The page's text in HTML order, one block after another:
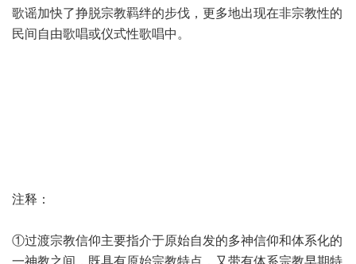
歌谣加快了挣脱宗教羁绊的步伐，更多地出现在非宗教性的
民间自由歌唱或仪式性歌唱中。
注释：
①过渡宗教信仰主要指介于原始自发的多神信仰和体系化的
一神教之间，既具有原始宗教特点，又带有体系宗教早期特